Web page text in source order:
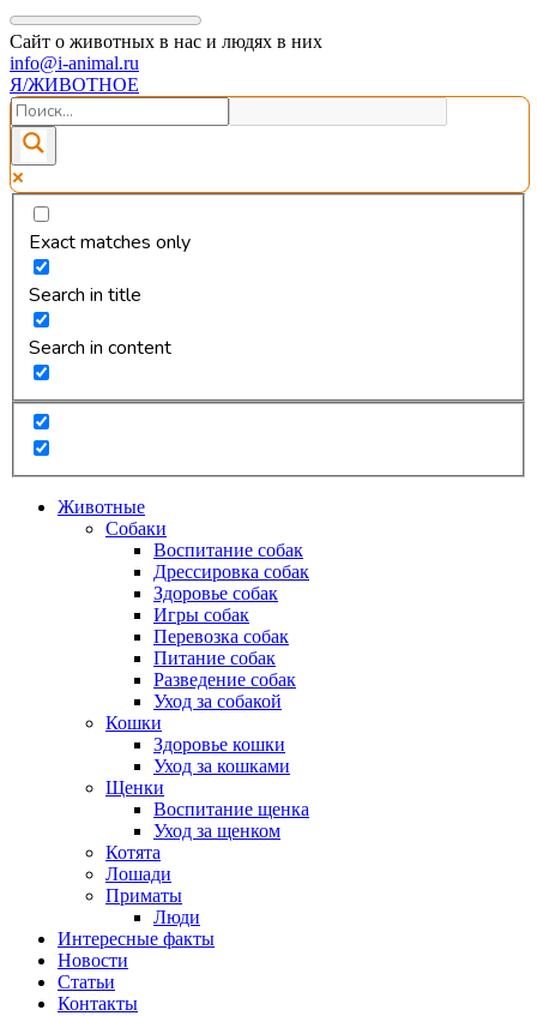
Сайт о животных в нас и людях в них
info@i-animal.ru
Я/ЖИВОТНОЕ
Exact matches only
Search in title
Search in content
Животные
Собаки
Воспитание собак
Дрессировка собак
Здоровье собак
Игры собак
Перевозка собак
Питание собак
Разведение собак
Уход за собакой
Кошки
Здоровье кошки
Уход за кошками
Щенки
Воспитание щенка
Уход за щенком
Котята
Лошади
Приматы
Люди
Интересные факты
Новости
Статьи
Контакты